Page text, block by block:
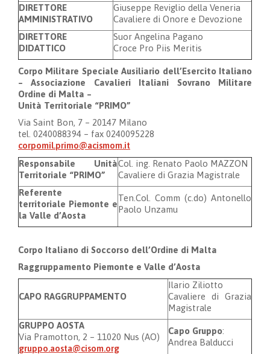
DIRETTORE
AMMINISTRATIVO
Giuseppe Reviglio della Veneria
Cavaliere di Onore e Devozione
DIRETTORE
DIDATTICO
Suor Angelina Pagano
Croce Pro Piis Meritis
Corpo Militare Speciale Ausiliario dell’Esercito Italiano
– Associazione Cavalieri Italiani Sovrano Militare
Ordine di Malta –
Unità Territoriale “PRIMO”
Via Saint Bon, 7 – 20147 Milano
tel. 0240088394 – fax 0240095228
corpomil.primo@acismom.it
Responsabile Unità
Territoriale “PRIMO”
Col. ing. Renato Paolo MAZZON
Cavaliere di Grazia Magistrale
Referente
territoriale Piemonte e
la Valle d’Aosta
Ten.Col. Comm (c.do) Antonello
Paolo Unzamu
Corpo Italiano di Soccorso dell’Ordine di Malta
Raggruppamento Piemonte e Valle d’Aosta
CAPO RAGGRUPPAMENTO
Ilario Ziliotto
Cavaliere di Grazia
Magistrale
GRUPPO AOSTA
Via Pramotton, 2 – 11020 Nus (AO)
gruppo.aosta@cisom.org
Capo Gruppo:
Andrea Balducci